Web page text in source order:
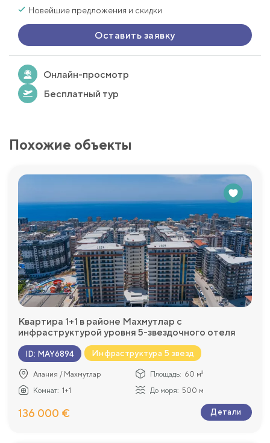
Новейшие предложения и скидки
Оставить заявку
Онлайн-просмотр
Бесплатный тур
Похожие объекты
Квартира 1+1 в районе Махмутлар с
инфраструктурой уровня 5-звездочного отеля
ID: MAY6894 Инфраструктура 5 звезд
Алания / Махмутлар Площадь: 60 м²
Комнат: 1+1 До моря: 500 м
136 000 € Детали